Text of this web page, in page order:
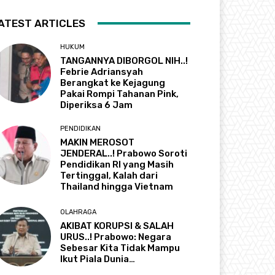
ARTICLES
HUKUM
TANGANNYA DIBORGOL NIH..!
Febrie Adriansyah
Berangkat ke Kejagung
Pakai Rompi Tahanan Pink,
Diperiksa 6 Jam
PENDIDIKAN
MAKIN MEROSOT
JENDERAL..! Prabowo Soroti
Pendidikan RI yang Masih
Tertinggal, Kalah dari
Thailand hingga Vietnam
OLAHRAGA
AKIBAT KORUPSI & SALAH
URUS..! Prabowo: Negara
Sebesar Kita Tidak Mampu
Ikut Piala Dunia…